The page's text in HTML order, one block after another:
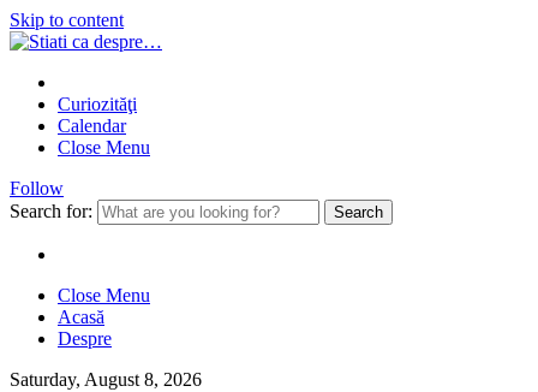
Skip to content
Curiozităţi
Calendar
Close Menu
Follow
Search for:
Close Menu
Acasă
Despre
Saturday, August 8, 2026